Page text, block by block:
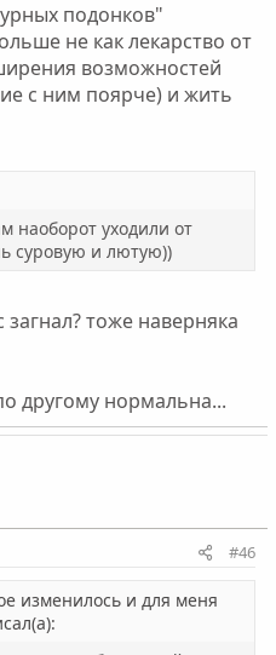
подонков"
не как лекарство от
возможностей
с ним поярче) и жить
наоборот уходили от
суровую и лютую))
тоже наверняка
другому нормальна...
#46
изменилось и для меня